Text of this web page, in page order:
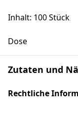
Inhalt: 100 Stück
Dose
Zutaten und
Rechtliche